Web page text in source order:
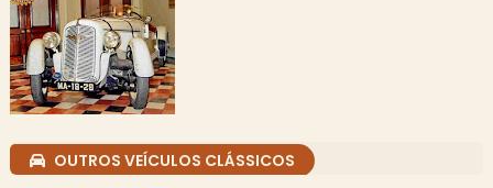
OUTROS VEÍCULOS CLÁSSICOS